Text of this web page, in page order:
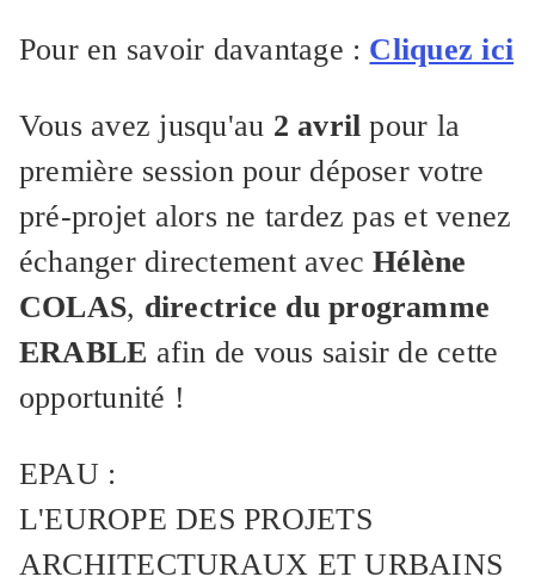
Pour en savoir davantage : Cliquez ici
Vous avez jusqu'au 2 avril pour la
première session pour déposer votre
pré-projet alors ne tardez pas et venez
échanger directement avecHélène
COLAS, directrice du programme
ERABLE afin de vous saisir de cette
opportunité !
EPAU :
L'EUROPE DES PROJETS
ARCHITECTURAUX ET URBAINS